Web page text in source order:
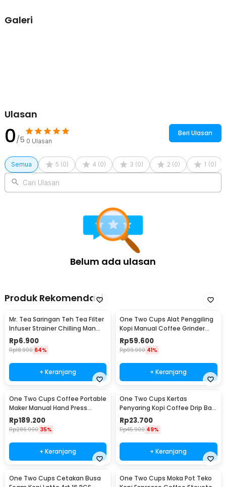
Galeri
Ulasan
0/5 0 Ulasan
Beri Ulasan
Semua 5 (0) 4 (0) 3 (0) 2 (0) 1 (0)
Cari Ulasan
Belum ada ulasan
Produk Rekomendasi
Mr. Tea Saringan Teh Tea Filter
Infuser Strainer Chilling Man
Silicon - MR03
Rp6.900
Rp18.900 64%
+ Keranjang
One Two Cups Alat Penggiling
Kopi Manual Coffee Grinder
Portable - WFCG9800
Rp59.600
Rp99.900 41%
+ Keranjang
One Two Cups Coffee Portable
Maker Manual Hand Press
Espresso 300ml - T35066
Rp189.200
Rp286.900 35%
+ Keranjang
One Two Cups Kertas
Penyaring Kopi Coffee Drip Bag
Paper Filter 50PCS - T111
Rp23.700
Rp45.900 49%
+ Keranjang
One Two Cups Cetakan Busa
One Two Cups Moka Pot Teko